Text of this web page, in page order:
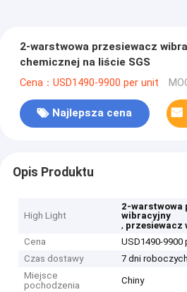
2-warstwowa przesiewacz
chemicznej na liście SGS
Cena：USD1490-9900 per unit
Najlepsza cena
Opis Produktu
High Light
2-warstwowa
wibracyjny
, przesiewacz
Cena
USD1490-9900
Czas dostawy
7 dni roboczych
Miejsce
pochodzenia
Chiny